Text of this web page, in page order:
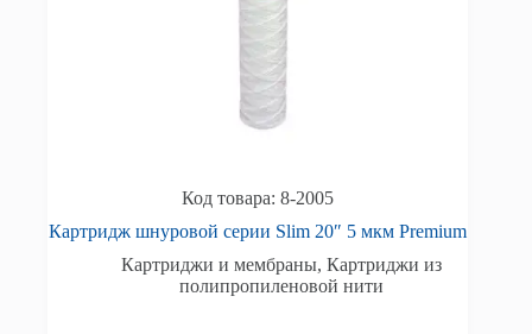
8-2005
Картридж шнуровой серии Slim 20″ 5 мкм Premium
Картриджи и мембраны,Картриджи из
полипропиленовой нити